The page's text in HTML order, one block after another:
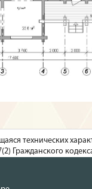
технических
Гражданского